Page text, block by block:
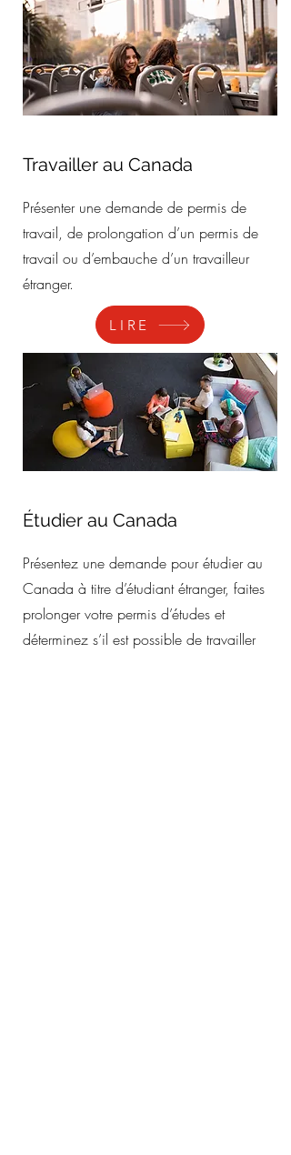
Travailler au Canada
Présenter une demande de permis de
travail, de prolongation d’un permis de
travail ou d’embauche d’un travailleur
étranger.
LIRE
Étudier au Canada
Présentez une demande pour étudier au
Canada à titre d’étudiant étranger, faites
prolonger votre permis d’études et
déterminez s’il est possible de travailler